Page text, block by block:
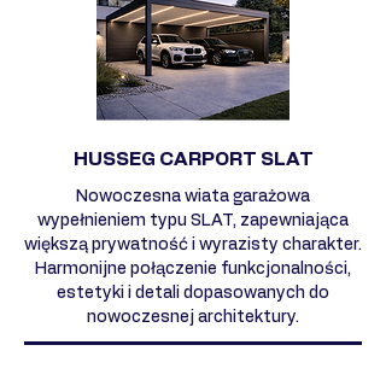
HUSSEG CARPORT SLAT
Nowoczesna wiata garażowa
wypełnieniem typu SLAT, zapewniająca
większą prywatność i wyrazisty charakter.
Harmonijne połączenie funkcjonalności,
estetyki i detali dopasowanych do
nowoczesnej architektury.